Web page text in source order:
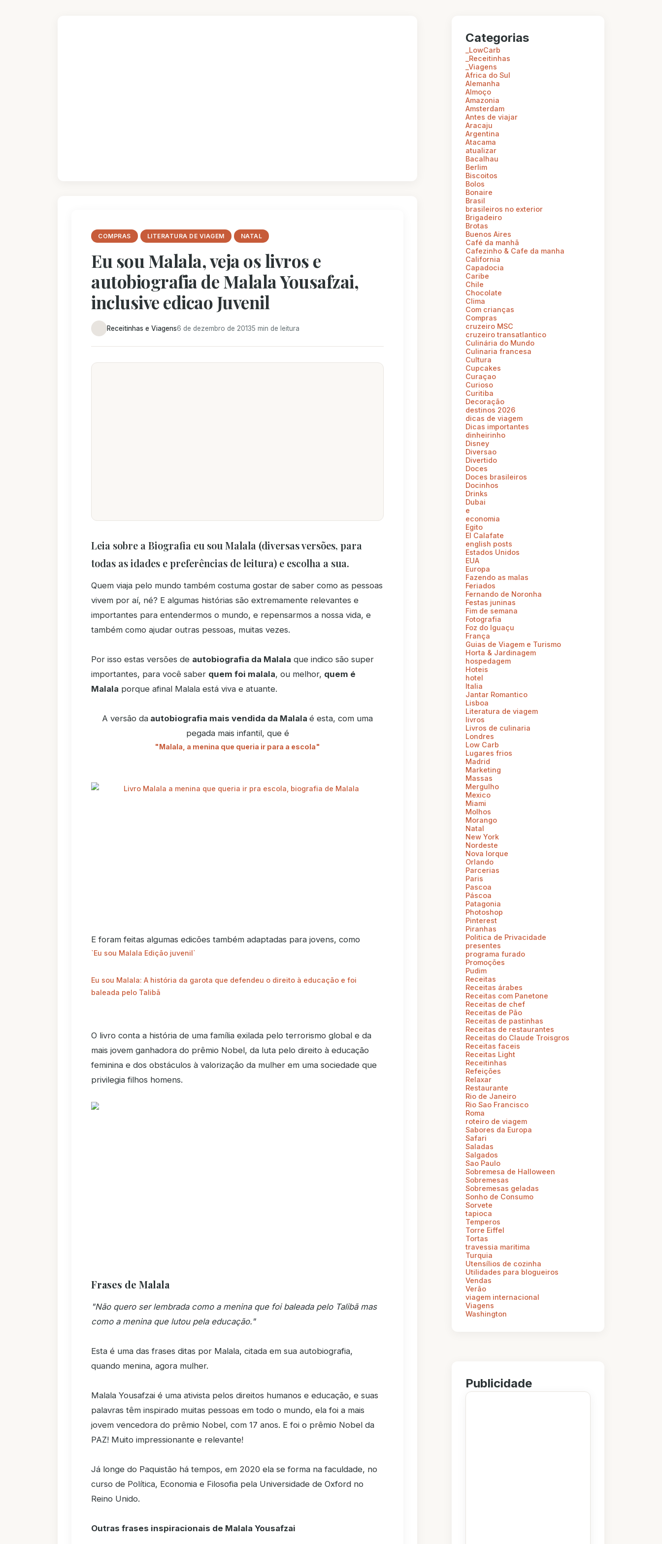
COMPRAS LITERATURA DE VIAGEM NATAL
Eu sou Malala, veja os livros e
autobiografia de Malala Yousafzai,
inclusive edicao Juvenil
Receitinhas e Viagens6 de dezembro de 20135 min de leitura
Leia sobre a Biografia eu sou Malala (diversas versões, para
todas as idades e preferências de leitura) e escolha a sua.
Quem viaja pelo mundo também costuma gostar de saber como as pessoas
vivem por aí, né? E algumas histórias são extremamente relevantes e
importantes para entendermos o mundo, e repensarmos a nossa vida, e
também como ajudar outras pessoas, muitas vezes.
Por isso estas versões de autobiografia da Malala que indico são super
importantes, para você saber quem foi malala, ou melhor, quem é
Malala porque afinal Malala está viva e atuante.
A versão da autobiografia mais vendida da Malala é esta, com uma
pegada mais infantil, que é
"Malala, a menina que queria ir para a escola"
E foram feitas algumas edicões também adaptadas para jovens, como
`Eu sou Malala Edição juvenil`
Eu sou Malala: A história da garota que defendeu o direito à educação e foi
baleada pelo Talibã
O livro conta a história de uma família exilada pelo terrorismo global e da
mais jovem ganhadora do prêmio Nobel, da luta pelo direito à educação
feminina e dos obstáculos à valorização da mulher em uma sociedade que
privilegia filhos homens.
Frases de Malala
"Não quero ser lembrada como a menina que foi baleada pelo Talibã mas
como a menina que lutou pela educação."
Esta é uma das frases ditas por Malala, citada em sua autobiografia,
quando menina, agora mulher.
Malala Yousafzai é uma ativista pelos direitos humanos e educação, e suas
palavras têm inspirado muitas pessoas em todo o mundo, ela foi a mais
jovem vencedora do prêmio Nobel, com 17 anos. E foi o prêmio Nobel da
PAZ! Muito impressionante e relevante!
Já longe do Paquistão há tempos, em 2020 ela se forma na faculdade, no
curso de Política, Economia e Filosofia pela Universidade de Oxford no
Reino Unido.
Outras frases inspiracionais de Malala Yousafzai
Categorias
_LowCarb
_Receitinhas
_Viagens
Africa do Sul
Alemanha
Almoço
Amazonia
Amsterdam
Antes de viajar
Aracaju
Argentina
Atacama
atualizar
Bacalhau
Berlim
Biscoitos
Bolos
Bonaire
Brasil
brasileiros no exterior
Brigadeiro
Brotas
Buenos Aires
Café da manhã
Cafezinho & Cafe da manha
California
Capadocia
Caribe
Chile
Chocolate
Clima
Com crianças
Compras
cruzeiro MSC
cruzeiro transatlantico
Culinária do Mundo
Culinaria francesa
Cultura
Cupcakes
Curaçao
Curioso
Curitiba
Decoração
destinos 2026
dicas de viagem
Dicas importantes
dinheirinho
Disney
Diversao
Divertido
Doces
Doces brasileiros
Docinhos
Drinks
Dubai
e
economia
Egito
El Calafate
english posts
Estados Unidos
EUA
Europa
Fazendo as malas
Feriados
Fernando de Noronha
Festas juninas
Fim de semana
Fotografia
Foz do Iguaçu
França
Guias de Viagem e Turismo
Horta & Jardinagem
hospedagem
Hoteis
hotel
Italia
Jantar Romantico
Lisboa
Literatura de viagem
livros
Livros de culinaria
Londres
Low Carb
Lugares frios
Madrid
Marketing
Massas
Mergulho
Mexico
Miami
Molhos
Morango
Natal
New York
Nordeste
Nova Iorque
Orlando
Parcerias
Paris
Pascoa
Páscoa
Patagonia
Photoshop
Pinterest
Piranhas
Politica de Privacidade
presentes
programa furado
Promoções
Pudim
Receitas
Receitas árabes
Receitas com Panetone
Receitas de chef
Receitas de Pão
Receitas de pastinhas
Receitas de restaurantes
Receitas do Claude Troisgros
Receitas faceis
Receitas Light
Receitinhas
Refeições
Relaxar
Restaurante
Rio de Janeiro
Rio Sao Francisco
Roma
roteiro de viagem
Sabores da Europa
Safari
Saladas
Salgados
Sao Paulo
Sobremesa de Halloween
Sobremesas
Sobremesas geladas
Sonho de Consumo
Sorvete
tapioca
Temperos
Torre Eiffel
Tortas
travessia maritima
Turquia
Utensílios de cozinha
Utilidades para blogueiros
Vendas
Verão
viagem internacional
Viagens
Washington
Publicidade